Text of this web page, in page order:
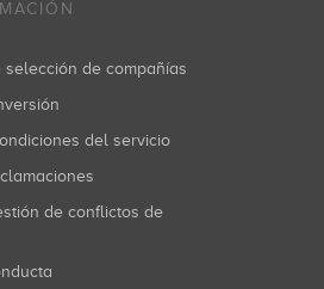
selección de compañías
del servicio